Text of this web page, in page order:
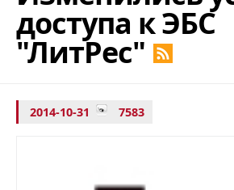
доступа к ЭБС
"ЛитРес"
2014-10-31 7583